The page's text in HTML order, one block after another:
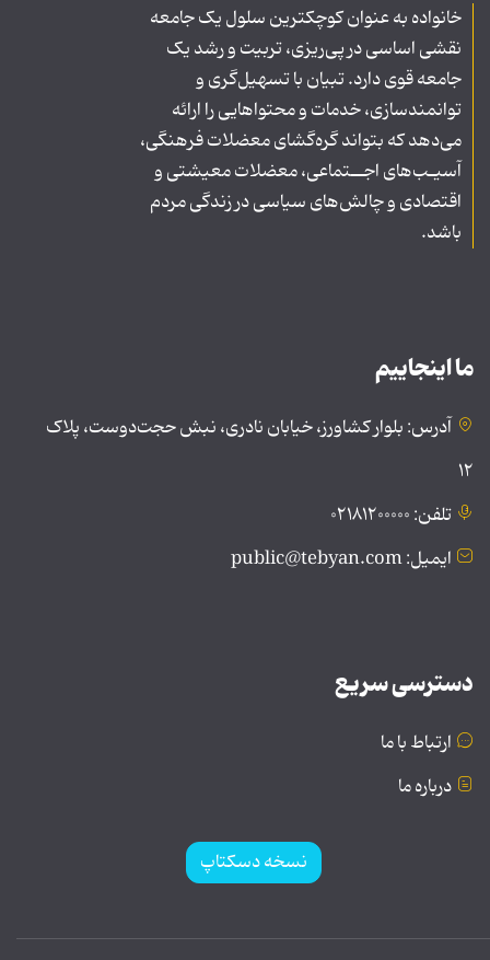
خانواده به عنوان کوچکترین سلول یک جامعه
نقشی اساسی در پی‌ریزی، تربیت و رشد یک
جامعه قوی دارد. تبیان با تسهیل‌گری و
توانمندسازی، خدمات و محتواهایی را ارائه
می‌دهد که بتواند گره‌گشای معضلات فرهنگی،
آسیـب‌های اجــتماعی، معضلات معیشتی و
اقتصادی و چالش‌های سیاسی در زندگی مردم
باشد.
ما اینجاییم
آدرس: بلوار کشاورز، خیابان نادری، نبش حجت‌دوست، پلاک
۱۲
تلفن: ۰۲۱۸۱۲۰۰۰۰۰
ایمیل: public@tebyan.com
دسترسی سریع
ارتباط با ما
درباره ما
نسخه دسکتاپ